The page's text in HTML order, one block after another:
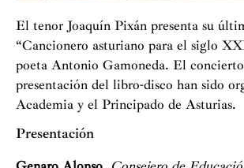
El tenor Joaquín Pixán presenta su
“Cancionero asturiano para el siglo
poeta Antonio Gamoneda. El
presentación del libro-disco han sido
Academia y el Principado de Asturias.
Presentación